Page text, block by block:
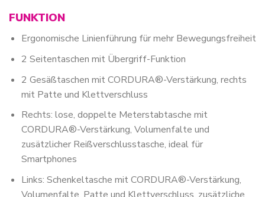
FUNKTION
Ergonomische Linienführung für mehr Bewegungsfreiheit
2 Seitentaschen mit Übergriff-Funktion
2 Gesäßtaschen mit CORDURA®-Verstärkung, rechts
mit Patte und Klettverschluss
Rechts: lose, doppelte Meterstabtasche mit
CORDURA®-Verstärkung, Volumenfalte und
zusätzlicher Reißverschlusstasche, ideal für
Smartphones
Links: Schenkeltasche mit CORDURA®-Verstärkung,